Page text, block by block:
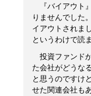
『バイアウト
りませんでした
イアウトされま
というわけで読
投資ファンド
た会社がどうな
と思うのですけ
せた関連会社も